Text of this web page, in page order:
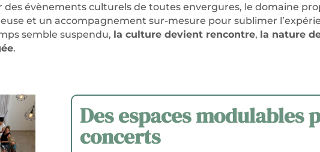
des évènements culturels de toutes envergures, le domaine
et un accompagnement sur-mesure pour sublimer
semble suspendu, la culture devient rencontre, la nature
.
Des espaces modulables
concerts